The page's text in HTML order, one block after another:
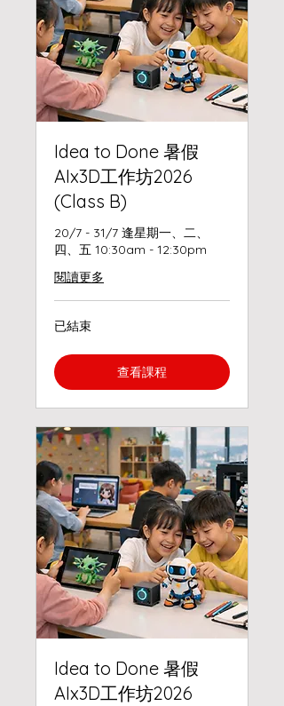
Idea to Done 暑假
AIx3D工作坊2026
(Class B)
20/7 - 31/7 逢星期一、二、
四、五 10:30am - 12:30pm
閱讀更多
已結束
查看課程
Idea to Done 暑假
AIx3D工作坊2026